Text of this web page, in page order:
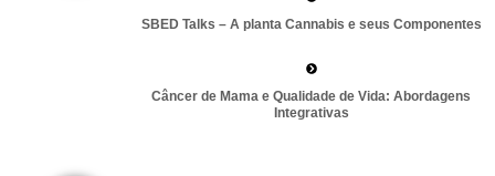
SBED Talks – A planta Cannabis e seus Componentes
Câncer de Mama e Qualidade de Vida: Abordagens
Integrativas